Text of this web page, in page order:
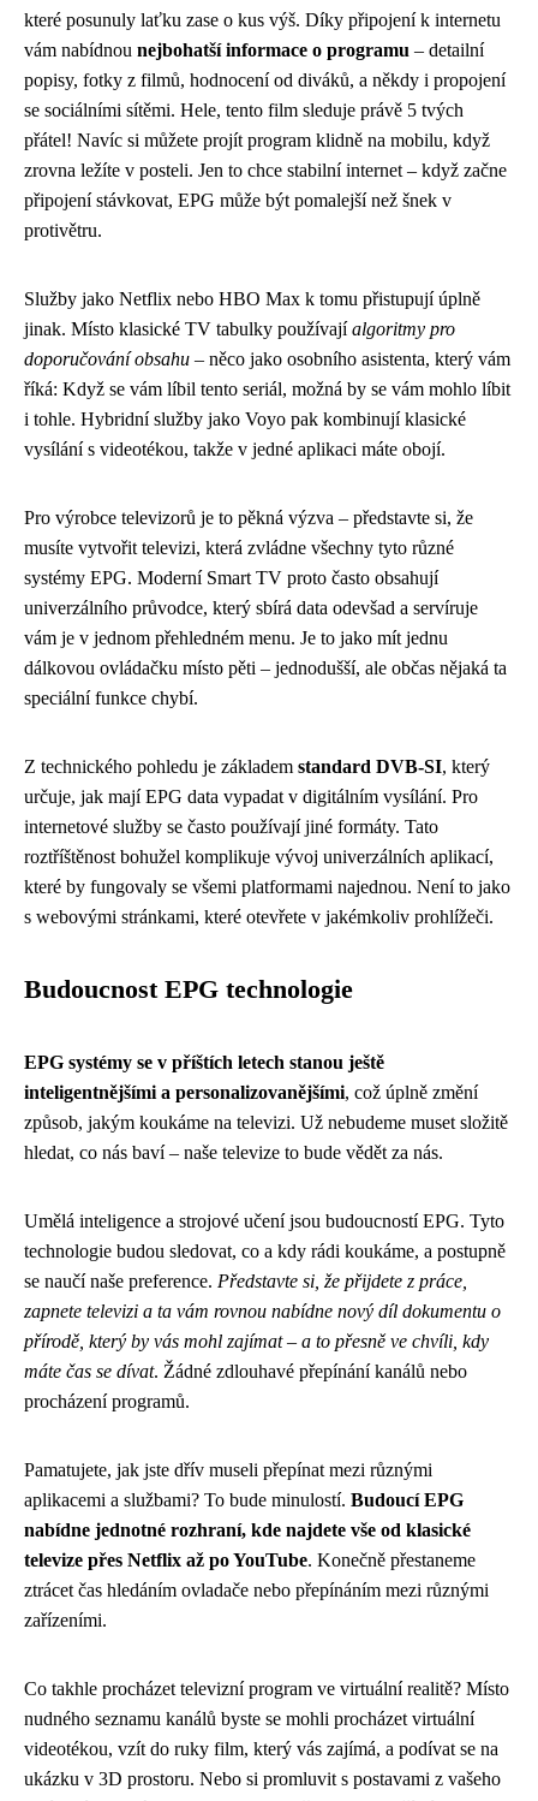
které posunuly laťku zase o kus výš. Díky připojení k internetu
vám nabídnou nejbohatší informace o programu – detailní
popisy, fotky z filmů, hodnocení od diváků, a někdy i propojení
se sociálními sítěmi. Hele, tento film sleduje právě 5 tvých
přátel! Navíc si můžete projít program klidně na mobilu, když
zrovna ležíte v posteli. Jen to chce stabilní internet – když začne
připojení stávkovat, EPG může být pomalejší než šnek v
protivětru.
Služby jako Netflix nebo HBO Max k tomu přistupují úplně
jinak. Místo klasické TV tabulky používajíalgoritmy pro
doporučování obsahu – něco jako osobního asistenta, který vám
říká: Když se vám líbil tento seriál, možná by se vám mohlo líbit
i tohle. Hybridní služby jako Voyo pak kombinují klasické
vysílání s videotékou, takže v jedné aplikaci máte obojí.
Pro výrobce televizorů je to pěkná výzva – představte si, že
musíte vytvořit televizi, která zvládne všechny tyto různé
systémy EPG. Moderní Smart TV proto často obsahují
univerzálního průvodce, který sbírá data odevšad a servíruje
vám je v jednom přehledném menu. Je to jako mít jednu
dálkovou ovládačku místo pěti – jednodušší, ale občas nějaká ta
speciální funkce chybí.
Z technického pohledu je základem standard DVB-SI, který
určuje, jak mají EPG data vypadat v digitálním vysílání. Pro
internetové služby se často používají jiné formáty. Tato
roztříštěnost bohužel komplikuje vývoj univerzálních aplikací,
které by fungovaly se všemi platformami najednou. Není to jako
s webovými stránkami, které otevřete v jakémkoliv prohlížeči.
Budoucnost EPG technologie
EPG systémy se v příštích letech stanou ještě
inteligentnějšími a personalizovanějšími, což úplně změní
způsob, jakým koukáme na televizi. Už nebudeme muset složitě
hledat, co nás baví – naše televize to bude vědět za nás.
Umělá inteligence a strojové učení jsou budoucností EPG. Tyto
technologie budou sledovat, co a kdy rádi koukáme, a postupně
se naučí naše preference. Představte si, že přijdete z práce,
zapnete televizi a ta vám rovnou nabídne nový díl dokumentu o
přírodě, který by vás mohl zajímat – a to přesně ve chvíli, kdy
máte čas se dívat. Žádné zdlouhavé přepínání kanálů nebo
procházení programů.
Pamatujete, jak jste dřív museli přepínat mezi různými
aplikacemi a službami? To bude minulostí. Budoucí EPG
nabídne jednotné rozhraní, kde najdete vše od klasické
televize přes Netflix až po YouTube. Konečně přestaneme
ztrácet čas hledáním ovladače nebo přepínáním mezi různými
zařízeními.
Co takhle procházet televizní program ve virtuální realitě? Místo
nudného seznamu kanálů byste se mohli procházet virtuální
videotékou, vzít do ruky film, který vás zajímá, a podívat se na
ukázku v 3D prostoru. Nebo si promluvit s postavami z vašeho